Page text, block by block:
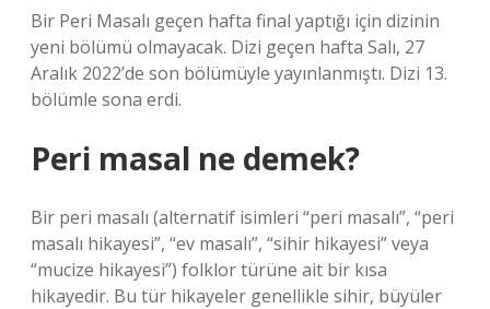
Bir Peri Masalı geçen hafta final yaptığı için dizinin
yeni bölümü olmayacak. Dizi geçen hafta Salı, 27
Aralık 2022’de son bölümüyle yayınlanmıştı. Dizi 13.
bölümle sona erdi.
Peri masal ne demek?
Bir peri masalı (alternatif isimleri “peri masalı”, “peri
masalı hikayesi”, “ev masalı”, “sihir hikayesi” veya
“mucize hikayesi”) folklor türüne ait bir kısa
hikayedir. Bu tür hikayeler genellikle sihir, büyüler